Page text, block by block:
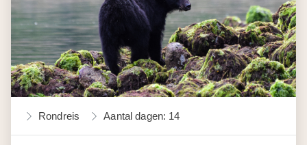
Rondreis Aantal dagen: 14